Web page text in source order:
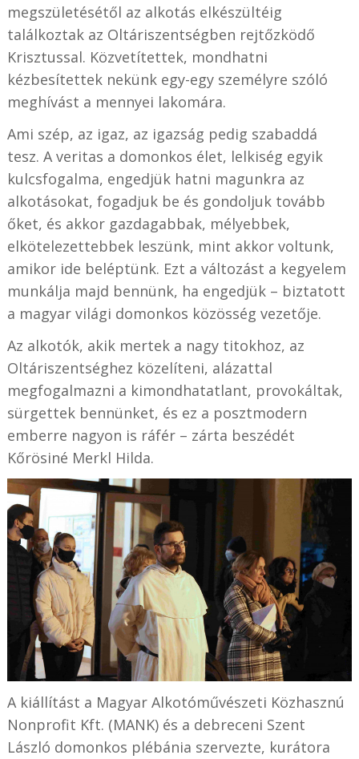
megszületésétől az alkotás elkészültéig
találkoztak az Oltáriszentségben rejtőzködő
Krisztussal. Közvetítettek, mondhatni
kézbesítettek nekünk egy-egy személyre szóló
meghívást a mennyei lakomára.
Ami szép, az igaz, az igazság pedig szabaddá
tesz. A veritas a domonkos élet, lelkiség egyik
kulcsfogalma, engedjük hatni magunkra az
alkotásokat, fogadjuk be és gondoljuk tovább
őket, és akkor gazdagabbak, mélyebbek,
elkötelezettebbek leszünk, mint akkor voltunk,
amikor ide beléptünk. Ezt a változást a kegyelem
munkálja majd bennünk, ha engedjük – biztatott
a magyar világi domonkos közösség vezetője.
Az alkotók, akik mertek a nagy titokhoz, az
Oltáriszentséghez közelíteni, alázattal
megfogalmazni a kimondhatatlant, provokáltak,
sürgettek bennünket, és ez a posztmodern
emberre nagyon is ráfér – zárta beszédét
Kőrösiné Merkl Hilda.
A kiállítást a Magyar Alkotóművészeti Közhasznú
Nonprofit Kft. (MANK) és a debreceni Szent
László domonkos plébánia szervezte, kurátora